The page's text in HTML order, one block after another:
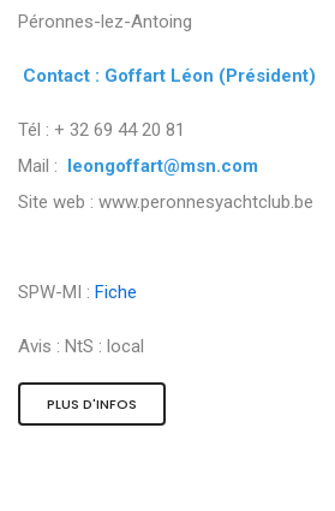
Péronnes-lez-Antoing
Contact : Goffart Léon (Président)
Tél : + 32 69 44 20 81
Mail : leongoffart@msn.com
Site web : www.peronnesyachtclub.be
SPW-MI : Fiche
Avis : NtS : local
PLUS D'INFOS